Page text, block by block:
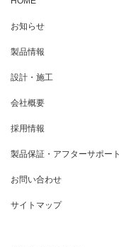
お知らせ
製品情報
設計・施工
会社概要
採用情報
製品保証・アフターサポート
お問い合わせ
サイトマップ